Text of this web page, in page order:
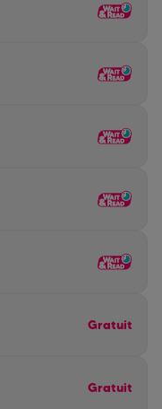
Gratuit
Gratuit